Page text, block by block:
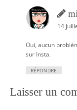
14
Oui, aucun
sur Insta.
RÉPONDRE
Laisser un